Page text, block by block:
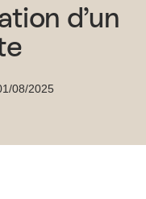
d’un
08/2025